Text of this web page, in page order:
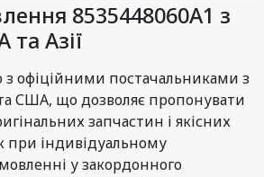
8535448060A1 з
Азії
офіційними постачальниками з
США, що дозволяє пропонувати
запчастин і якісних
при індивідуальному
у закордонного